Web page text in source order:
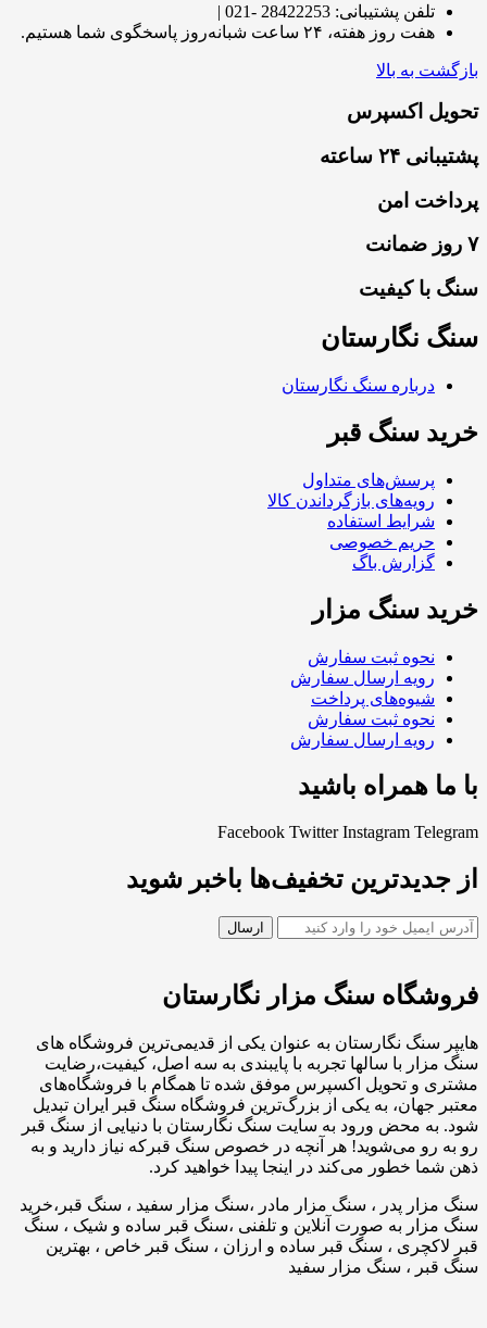
تلفن پشتیبانی: 28422253 -021 |
هفت روز هفته، ۲۴ ساعت شبانه‌روز پاسخگوی شما هستیم.
بازگشت به بالا
تحویل اکسپرس
پشتیبانی ۲۴ ساعته
پرداخت امن
۷ روز ضمانت
سنگ با کیفیت
سنگ نگارستان
درباره سنگ نگارستان
خرید سنگ قبر
پرسش‌های متداول
رویه‌های بازگرداندن کالا
شرایط استفاده
حریم خصوصی
گزارش باگ
خرید سنگ مزار
نحوه ثبت سفارش
رویه ارسال سفارش
شیوه‌های پرداخت
نحوه ثبت سفارش
رویه ارسال سفارش
با ما همراه باشید
Facebook Twitter Instagram Telegram
از جدیدترین تخفیف‌ها باخبر شوید
فروشگاه سنگ مزار نگارستان
هایپر سنگ نگارستان به عنوان یکی از قدیمی‌ترین فروشگاه های
سنگ مزار با سالها تجربه با پایبندی به سه اصل، کیفیت،رضایت
مشتری و تحویل اکسپرس موفق شده تا همگام با فروشگاه‌های
معتبر جهان، به یکی از بزرگ‌ترین فروشگاه سنگ قبر ایران تبدیل
شود. به محض ورود به سایت سنگ نگارستان با دنیایی از سنگ قبر
رو به رو می‌شوید! هر آنچه در خصوص سنگ قبرکه نیاز دارید و به
ذهن شما خطور می‌کند در اینجا پیدا خواهید کرد.
سنگ مزار پدر ، سنگ مزار مادر ،سنگ مزار سفید ، سنگ قبر،خرید
سنگ مزار به صورت آنلاین و تلفنی ،سنگ قبر ساده و شیک ، سنگ
قبر لاکچری ، سنگ قبر ساده و ارزان ، سنگ قبر خاص ، بهترین
سنگ قبر ، سنگ مزار سفید